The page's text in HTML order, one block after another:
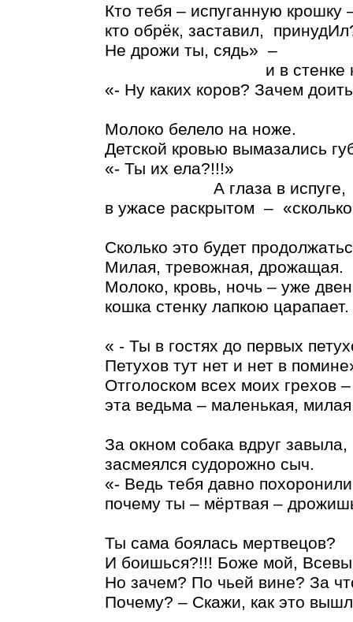
Кто тебя – испуганную крошку
кто обрёк, заставил,
Не дрожи ты, сядь» –
и в стенке
«- Ну каких коров? Зачем
Молоко белело на ноже.
Детской кровью вымазались
«- Ты их ела?!!!»
А глаза в испуге,
в ужасе раскрытом –
Сколько это будет
Милая, тревожная, дрожащая.
Молоко, кровь, ночь – уже
кошка стенку лапкою царапает.
« - Ты в гостях до первых
Петухов тут нет и нет в
Отголоском всех моих грехов –
эта ведьма – маленькая,
За окном собака вдруг завыла,
засмеялся судорожно сыч.
«- Ведь тебя давно
почему ты – мёртвая –
Ты сама боялась мертвецов?
И боишься?!!! Боже мой,
Но зачем? По чьей вине? За
Почему? – Скажи, как это